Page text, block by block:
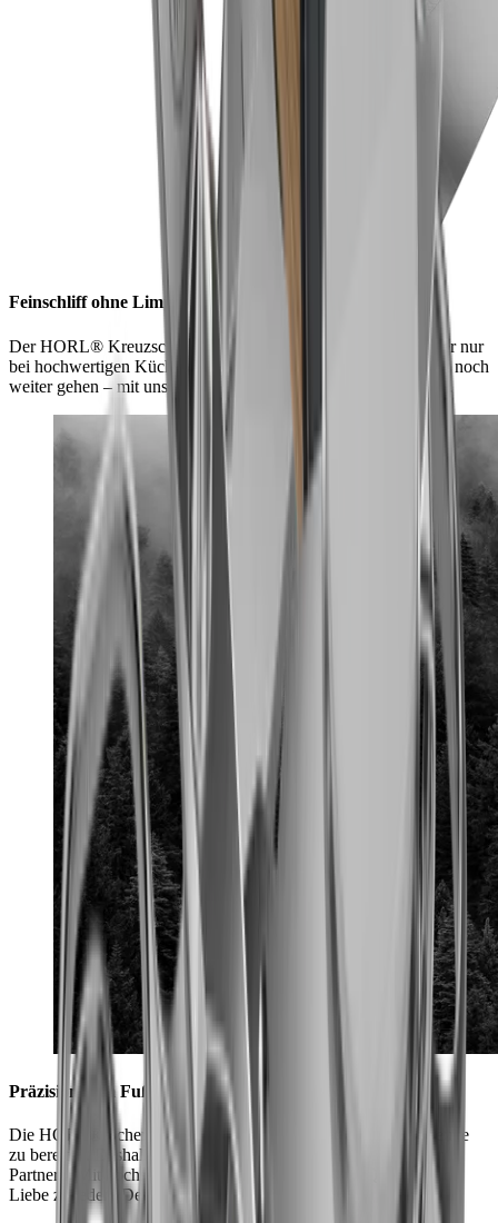
Feinschliff ohne Limits
Der HORL® Kreuzschliff bietet dir ein Schärfelevel, das bisher nur
bei hochwertigen Küchenmessern möglich war. Und du kannst noch
weiter gehen – mit unseren Schleifsteinen von fein bis ultrafein.
Präzision vom Fuße des Schwarzwalds
Die HORL® Schere ist dafür gemacht, dir ein Leben lang Freude
zu bereiten. Deshalb schmieden wir sie mit unseren regionalen
Partnern. Mit höchster Präzision, kompromissloser Qualität und
Liebe zu jedem Detail.